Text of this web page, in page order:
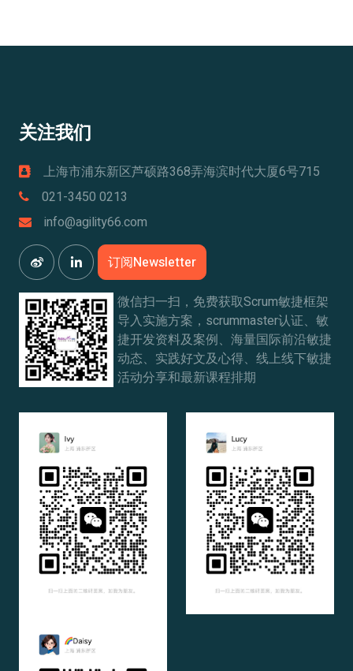
关注我们
上海市浦东新区芦硕路368弄海滨时代大厦6号715
021-3450 0213
info@agility66.com
订阅Newsletter
微信扫一扫，免费获取Scrum敏捷框架
导入实施方案，scrummaster认证、敏
捷开发资料及案例、海量国际前沿敏捷
动态、实践好文及心得、线上线下敏捷
活动分享和最新课程排期